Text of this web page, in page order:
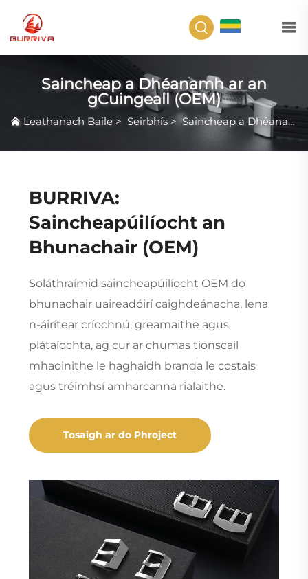
Saincheap a Dhéanamh ar an
gCuingeall (OEM)
Leathanach Baile > Seirbhís >Saincheap a Dhéanamh ar an gCuingeall (OEM)
BURRIVA:
Saincheapúilíocht an
Bhunachair (OEM)
Soláthraímid saincheapúilíocht OEM do
bhunachair uaireadóirí caighdeánacha, lena
n-áirítear críochnú, greamaithe agus
plátaíochta, ag cur ar chumas tionscail
mhaoinithe le haghaidh branda le costais
agus tréimhsí amharcanna rialaithe.
Tosaigh ar do Phroject